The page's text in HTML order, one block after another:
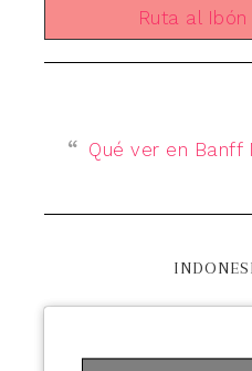
Ruta al
Qué ver en Banff